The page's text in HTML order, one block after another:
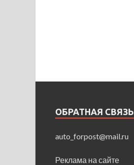
ОБРАТНАЯ СВЯЗЬ
auto_forpost@mail.ru
Реклама на сайте